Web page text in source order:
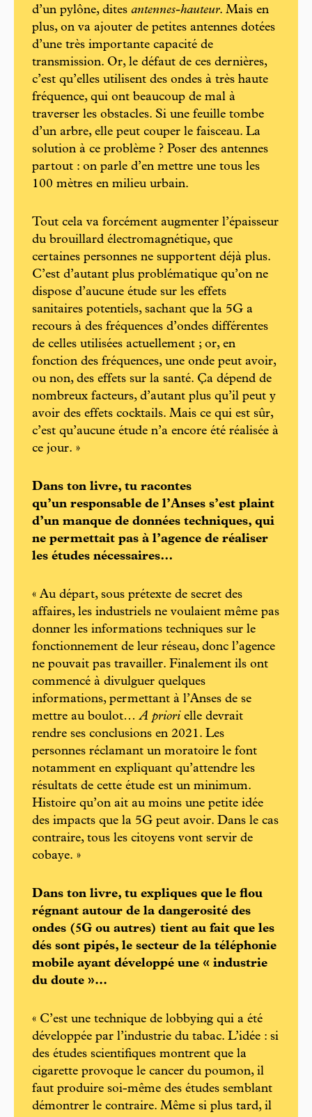
d’un pylône, dites antennes-hauteur. Mais en
plus, on va ajouter de petites antennes dotées
d’une très importante capacité de
transmission. Or, le défaut de ces dernières,
c’est qu’elles utilisent des ondes à très haute
fréquence, qui ont beaucoup de mal à
traverser les obstacles. Si une feuille tombe
d’un arbre, elle peut couper le faisceau. La
solution à ce problème ? Poser des antennes
partout : on parle d’en mettre une tous les
100 mètres en milieu urbain.
Tout cela va forcément augmenter l’épaisseur
du brouillard électromagnétique, que
certaines personnes ne supportent déjà plus.
C’est d’autant plus problématique qu’on ne
dispose d’aucune étude sur les effets
sanitaires potentiels, sachant que la 5G a
recours à des fréquences d’ondes différentes
de celles utilisées actuellement ; or, en
fonction des fréquences, une onde peut avoir,
ou non, des effets sur la santé. Ça dépend de
nombreux facteurs, d’autant plus qu’il peut y
avoir des effets cocktails. Mais ce qui est sûr,
c’est qu’aucune étude n’a encore été réalisée à
ce jour. »
Dans ton livre, tu racontes
qu’un responsable de l’Anses s’est plaint
d’un manque de données techniques, qui
ne permettait pas à l’agence de réaliser
les études nécessaires…
« Au départ, sous prétexte de secret des
affaires, les industriels ne voulaient même pas
donner les informations techniques sur le
fonctionnement de leur réseau, donc l’agence
ne pouvait pas travailler. Finalement ils ont
commencé à divulguer quelques
informations, permettant à l’Anses de se
mettre au boulot…A priori elle devrait
rendre ses conclusions en 2021. Les
personnes réclamant un moratoire le font
notamment en expliquant qu’attendre les
résultats de cette étude est un minimum.
Histoire qu’on ait au moins une petite idée
des impacts que la 5G peut avoir. Dans le cas
contraire, tous les citoyens vont servir de
cobaye. »
Dans ton livre, tu expliques que le flou
régnant autour de la dangerosité des
ondes (5G ou autres) tient au fait que les
dés sont pipés, le secteur de la téléphonie
mobile ayant développé une « industrie
du doute »...
« C’est une technique de lobbying qui a été
développée par l’industrie du tabac. L’idée : si
des études scientifiques montrent que la
cigarette provoque le cancer du poumon, il
faut produire soi-même des études semblant
démontrer le contraire. Même si plus tard, il